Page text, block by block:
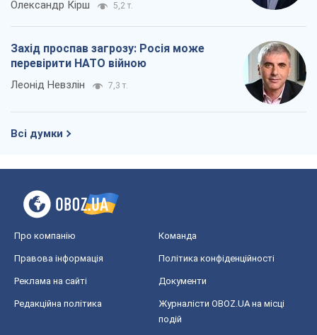
Олександр Кірш 5,2 т.
Захід проспав загрозу: Росія може
перевірити НАТО війною
Леонід Невзлін 7,3 т.
Всі думки
Про компанію Команда
Правова інформація Політика конфіденційності
Реклама на сайті Документи
Редакційна політика
Журналісти OBOZ.UA на місці
подій